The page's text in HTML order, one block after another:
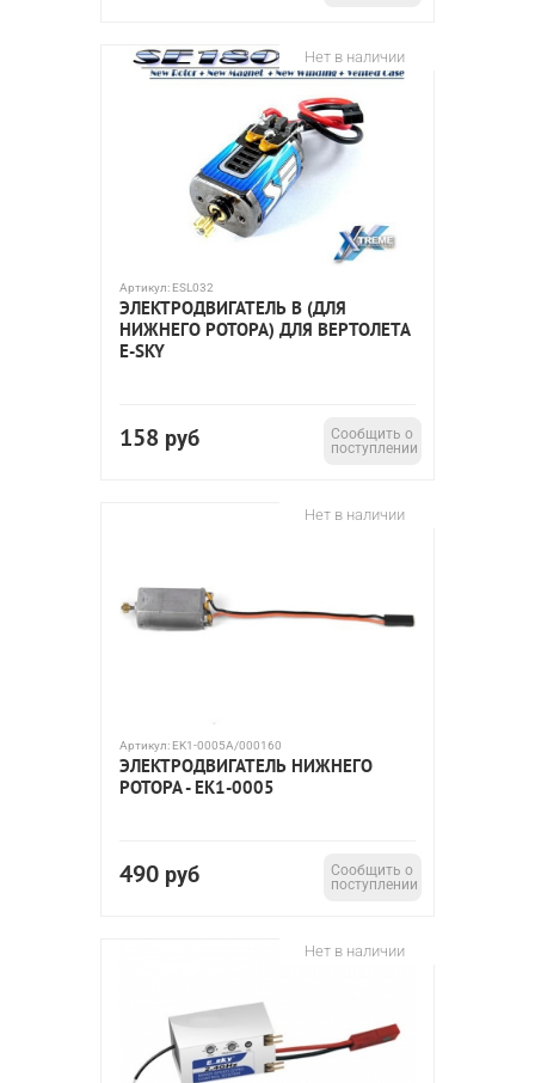
Нет в наличии
Артикул: ESL032
ЭЛЕКТРОДВИГАТЕЛЬ B (ДЛЯ
НИЖНЕГО РОТОРА) ДЛЯ ВЕРТОЛЕТА
E-SKY
158 руб
Сообщить о
поступлении
Нет в наличии
Артикул: EK1-0005A/000160
ЭЛЕКТРОДВИГАТЕЛЬ НИЖНЕГО
РОТОРА - EK1-0005
490 руб
Сообщить о
поступлении
Нет в наличии